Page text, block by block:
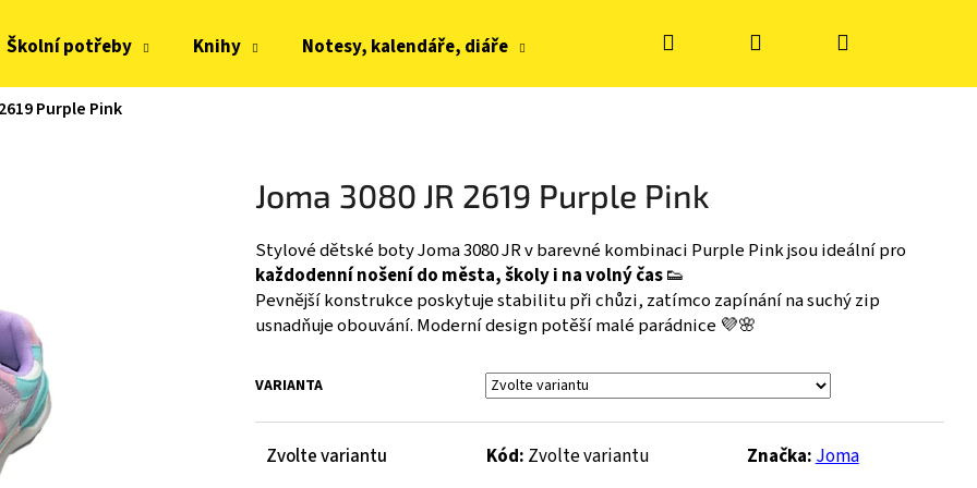
Školní potřeby Knihy Notesy, kalendáře, diáře Hračky, tvoření Doplňky k obuvi
Hledat PřihlášeníNákupní
Purple Pink
Joma 3080 JR 2619 Purple Pink
Stylové dětské boty Joma 3080 JR v barevné kombinaci Purple Pink jsou ideální pro
každodenní nošení do města, školy i na volný čas👟
Pevnější konstrukce poskytuje stabilitu při chůzi, zatímco zapínání na suchý zip
usnadňuje obouvání. Moderní design potěší malé parádnice 💜🌸
VARIANTA
Zvolte variantu Kód: Zvolte variantu Značka:Joma
Co potřebujete najít?
HLEDAT
HORIZON JUNIOR BAREFOOT 2604